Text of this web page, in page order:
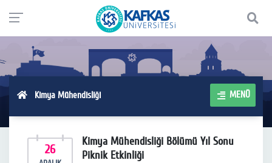
Kimya Mühendisliği MENÜ
26
Kimya Mühendisliği Bölümü Yıl Sonu
Piknik Etkinliği